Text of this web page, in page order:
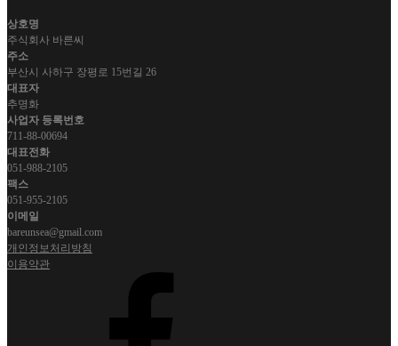
상호명
주식회사 바른씨
주소
부산시 사하구 장평로 15번길 26
대표자
추명화
사업자 등록번호
711-88-00694
대표전화
051-988-2105
팩스
051-955-2105
이메일
bareunsea@gmail.com
개인정보처리방침
이용약관